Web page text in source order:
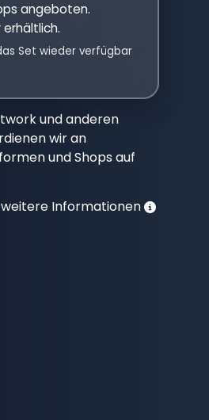
angeboten.
Set wieder verfügbar
und anderen
wir an
und Shops auf
weitere Informationen